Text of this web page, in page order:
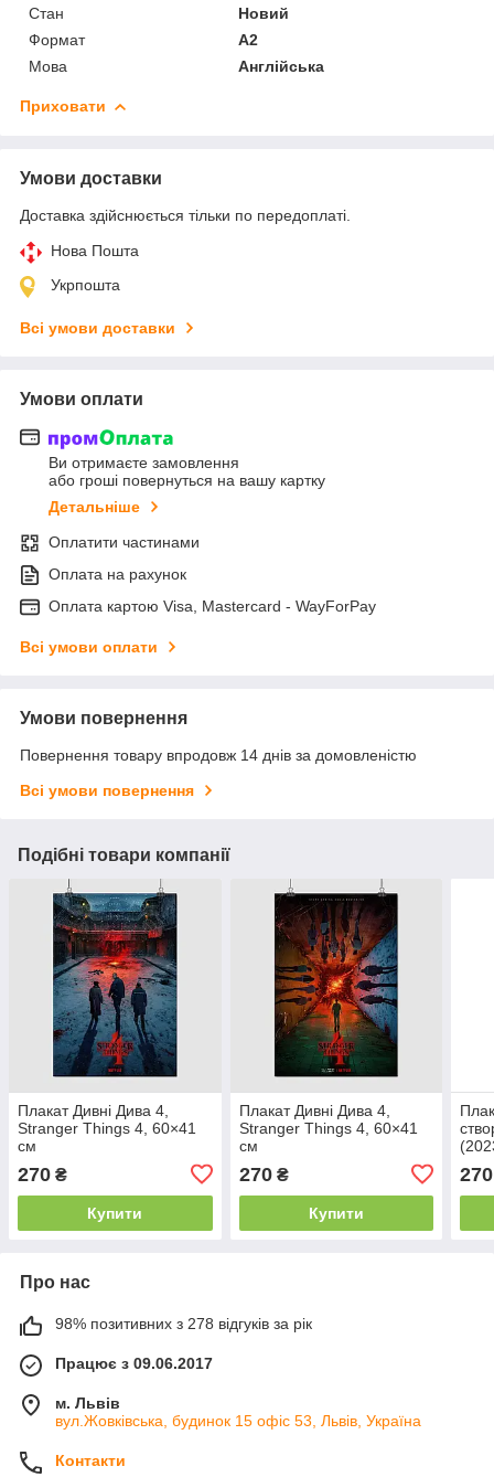
Стан
Новий
Формат
A2
Мова
Англійська
Приховати
Умови доставки
Доставка здійснюється тільки по передоплаті.
Нова Пошта
Укрпошта
Всі умови доставки
Умови оплати
Ви отримаєте замовлення
або гроші повернуться на вашу картку
Детальніше
Оплатити частинами
Оплата на рахунок
Оплата картою Visa, Mastercard - WayForPay
Всі умови оплати
Умови повернення
Повернення товару впродовж 14 днів за домовленістю
Всі умови повернення
Подібні товари компанії
Плакат Дивні Дива 4,
Stranger Things 4, 60×41
см
270 ₴
Купити
Плакат Дивні Дива 4,
Stranger Things 4, 60×41
см
270₴
Купити
270
Про нас
98% позитивних з 278 відгуків за рік
Працює з 09.06.2017
м. Львів
вул.Жовківська, будинок 15 офіс 53, Львів, Україна
Контакти